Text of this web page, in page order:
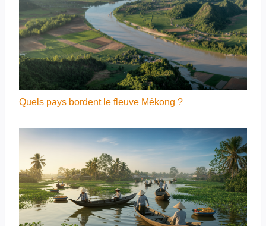
Quels pays bordent le fleuve Mékong ?